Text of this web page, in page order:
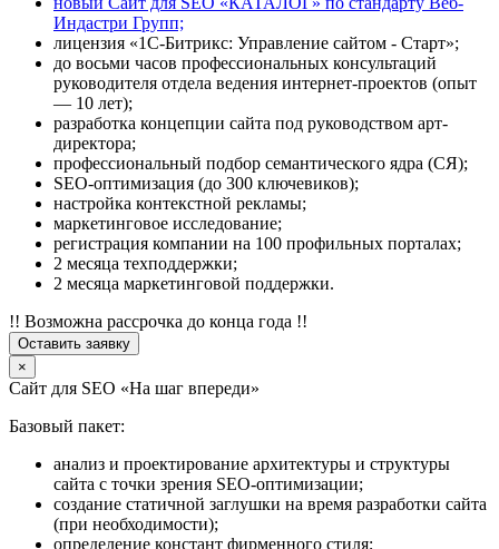
Индастри Групп;
лицензия «1С-Битрикс: Управление сайтом - Старт»;
до восьми часов профессиональных консультаций
руководителя отдела ведения интернет-проектов (опыт
— 10 лет);
разработка концепции сайта под руководством арт-
директора;
профессиональный подбор семантического ядра (СЯ);
SEO-оптимизация (до 300 ключевиков);
настройка контекстной рекламы;
маркетинговое исследование;
регистрация компании на 100 профильных порталах;
2 месяца техподдержки;
2 месяца маркетинговой поддержки.
!! Возможна рассрочка до конца года !!
Оставить заявку
×
Сайт для SEO «На шаг впереди»
Базовый пакет:
анализ и проектирование архитектуры и структуры
сайта с точки зрения SEO-оптимизации;
создание статичной заглушки на время разработки сайта
(при необходимости);
определение констант фирменного стиля;